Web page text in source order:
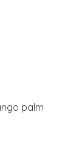
palm